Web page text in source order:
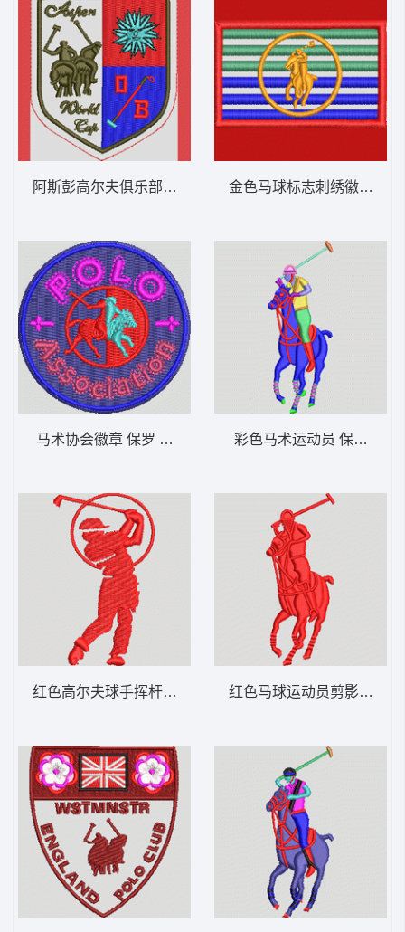
阿斯彭高尔夫俱乐部徽章 保罗 骑马 polo 男
马术协会徽章 保罗 骑马 polo 男
红色高尔夫球手挥杆剪影 保罗 骑马 polo 男
金色马球标志刺绣徽章 保
彩色马术运动员 保罗 骑马
红色马球运动员剪影 保罗